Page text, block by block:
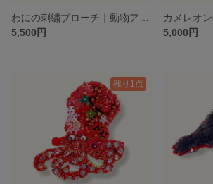
5,500円
5,000円
残り1点